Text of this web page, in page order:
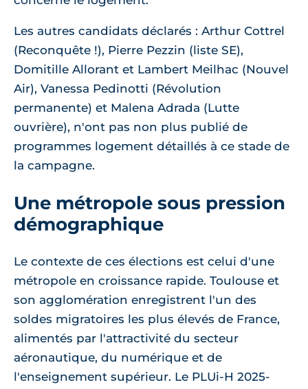
Les autres candidats déclarés : Arthur Cottrel
(Reconquête !), Pierre Pezzin (liste SE),
Domitille Allorant et Lambert Meilhac (Nouvel
Air), Vanessa Pedinotti (Révolution
permanente) et Malena Adrada (Lutte
ouvrière), n'ont pas non plus publié de
programmes logement détaillés à ce stade de
la campagne.
Une métropole sous pression
démographique
Le contexte de ces élections est celui d'une
métropole en croissance rapide. Toulouse et
son agglomération enregistrent l'un des
soldes migratoires les plus élevés de France,
alimentés par l'attractivité du secteur
aéronautique, du numérique et de
l'enseignement supérieur. Le PLUi-H 2025-